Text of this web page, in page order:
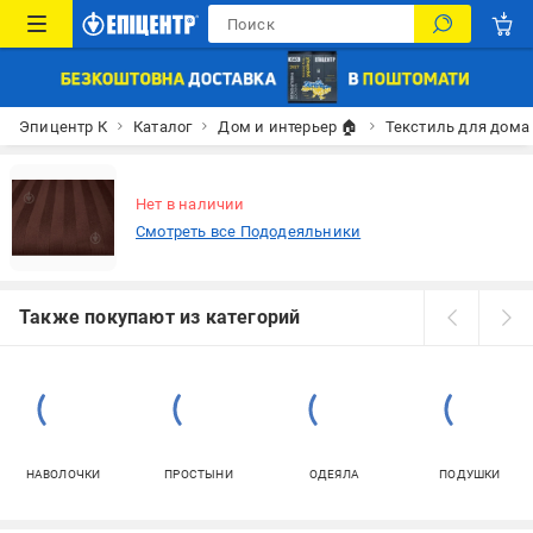
Эпицентр К Каталог Дом и интерьер 🏠 Текстиль для дома
Нет в наличии
Смотреть все Пододеяльники
Также покупают из категорий
НАВОЛОЧКИ ПРОСТЫНИ ОДЕЯЛА ПОДУШКИ